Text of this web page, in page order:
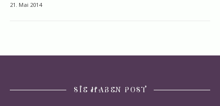
21. Mai 2014
SIE HABEN POST